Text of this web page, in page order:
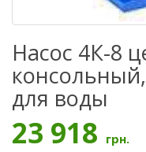
Насос 4К-8
для воды
23 918 грн.